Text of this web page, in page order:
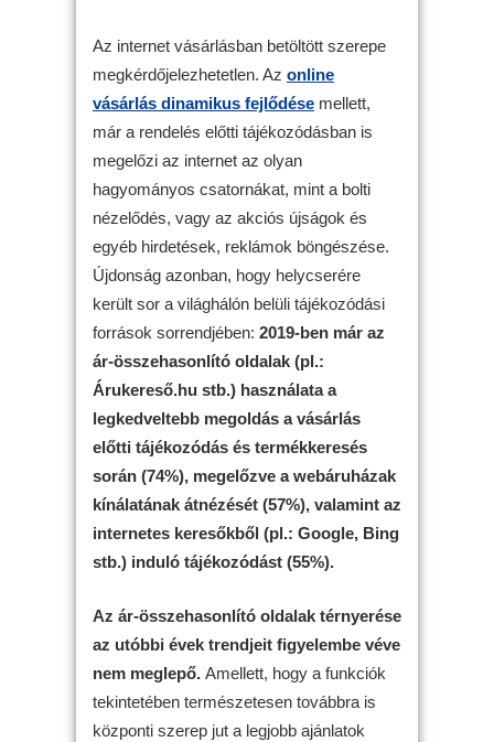
Az internet vásárlásban betöltött szerepe
megkérdőjelezhetetlen. Az online
vásárlás dinamikus fejlődése mellett,
már a rendelés előtti tájékozódásban is
megelőzi az internet az olyan
hagyományos csatornákat, mint a bolti
nézelődés, vagy az akciós újságok és
egyéb hirdetések, reklámok böngészése.
Újdonság azonban, hogy helycserére
került sor a világhálón belüli tájékozódási
források sorrendjében: 2019-ben már az
ár-összehasonlító oldalak (pl.:
Árukereső.hu stb.) használata a
legkedveltebb megoldás a vásárlás
előtti tájékozódás és termékkeresés
során (74%), megelőzve a webáruházak
kínálatának átnézését (57%), valamint az
internetes keresőkből (pl.: Google, Bing
stb.) induló tájékozódást (55%).
Az ár-összehasonlító oldalak térnyerése
az utóbbi évek trendjeit figyelembe véve
nem meglepő. Amellett, hogy a funkciók
tekintetében természetesen továbbra is
központi szerep jut a legjobb ajánlatok